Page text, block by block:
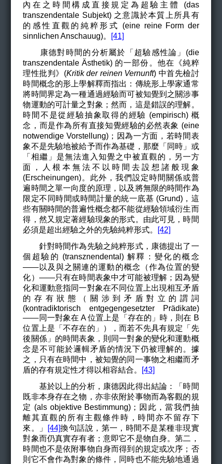
內在之時間構成直接規定為超驗主體 (das
transzendentale Subjekt) 之意識於本質上所具有
的感性直觀的純粹形式 (eine reine Form der
sinnlichen Anschauug)。 [41]
康德對時間的分析屬於「超驗感性論」(die
transzendentale Ästhetik) 的一部份。他在《純粹
理性批判》(Kritik der reinen Vernunft) 中首先檢討
時間概念的形上學解釋而指出：傳統形上學家通常
將時間界定為一種通過經驗而可被知覺到之關涉事
物運動的可計量之對象；然而，這是錯誤的理解。
時間不是從經驗抽象取得的經驗 (empirisch) 概
念，而是作為所有直接知覺經驗的必然表象 (eine
notwendige Vorstellung)；因為一方面，若時間表
象不是先驗地被給予而作為基礎，那麼「同時」或
「相繼」是無法進入知覺之中被直觀的，另一方
面，人根本無法不以時間去設想諸般現象
(Erscheinungen)。此外，我們設定時間關係或普
遍時間之單一向度的原理，以及將無限的時間作為
限定不同時間或時間計量的統一底基 (Grund)，這
些有關時間的普遍性概念都不能從經驗領域衍生而
得，然又規定著經驗現象的形式。由此可見，時間
必須是超出經驗之外的先驗純粹形式。 [42]
針對時間作為先驗之純粹形式，康德提出了一
個超驗的 (transznendental) 解釋：變化的概念
——以及與之關連的運動的概念（作為位置的變
化）——只有在時間表象中才可能被理解；因為變
化和運動意指同一對象在不同位置上出現相互矛盾
的存有狀態（關涉到矛盾對立的謂詞
(kontradiktorisch entgegengesetzter Prädikate)
——同一對象在 A 位置上是「存在的」時，則在 B
位置上是「不存在的」），而若不先具有規定「先
後關係」的時間表象，則同一對象的變化和運動概
念是不可能於邏輯矛盾的情況下仍被理解的。據
之，只有在時間中，被知覺的同一事物之相繼而矛
盾的存有規定性才得以相容結合。 [43]
基於以上的分析，康德因此得出結論：「時間
既非本身存在之物，亦非依附於事物而為客觀的規
定 (als objektive Bestimmung)；因此，當我們抽
離其直觀的所有主觀條件時，時間亦不留存下
來。」
[44]換句話說，第一，時間不是某種非現實
對象而仍真實存有者；意即它不是物自身。第二，
時間也不是依附事物自身而得到的規定或次序；否
則它不會作為對象的條件，同時也不能先驗地通過